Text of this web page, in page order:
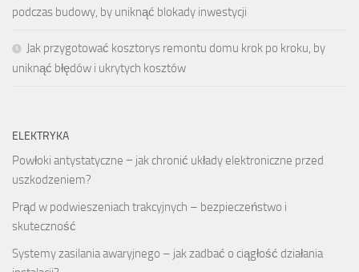
podczas budowy, by uniknąć blokady inwestycji
Jak przygotować kosztorys remontu domu krok po kroku, by
uniknąć błędów i ukrytych kosztów
ELEKTRYKA
Powłoki antystatyczne − jak chronić układy elektroniczne przed
uszkodzeniem?
Prąd w podwieszeniach trakcyjnych – bezpieczeństwo i
skuteczność
Systemy zasilania awaryjnego – jak zadbać o ciągłość działania